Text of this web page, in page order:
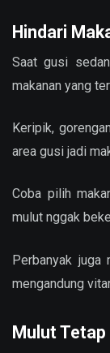
Hindari
Saat gusi
makanan yang
Keripik,
area gusi jadi
Coba pilih
mulut nggak
Perbanyak juga
mengandung
Mulut